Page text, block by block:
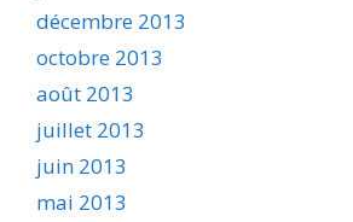
décembre 2013
octobre 2013
août 2013
juillet 2013
juin 2013
mai 2013